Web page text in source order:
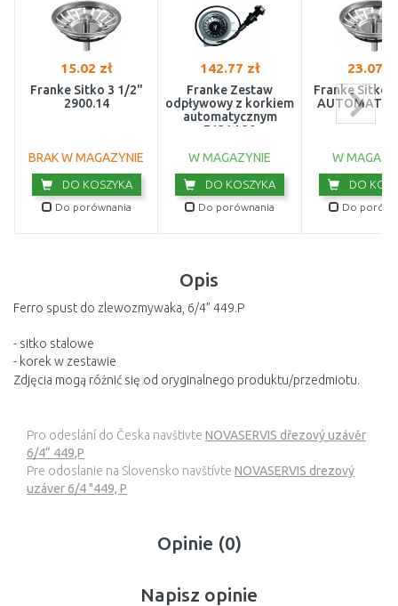
15.02 zł
Franke Sitko 3 1/2"
2900.14
BRAK W MAGAZYNIE
DO KOSZYKA
Do porównania
142.77 zł
Franke Zestaw
odpływowy z korkiem
automatycznym
F1314.30
W MAGAZYNIE
DO KOSZYKA
Do porównania
23.07
Franke Sitko
AUTOMAT
W
DO
Do
Opis
Ferro spust do zlewozmywaka, 6/4” 449.P
- sitko stalowe
- korek w zestawie
Zdjęcia mogą różnić się od oryginalnego produktu/przedmiotu.
Pro odeslání do Česka navštivte NOVASERVIS dřezový uzávěr
6/4“ 449,P
Pre odoslanie na Slovensko navštívte NOVASERVIS drezový
uzáver 6/4 "449, P
Opinie (0)
Napisz opinie